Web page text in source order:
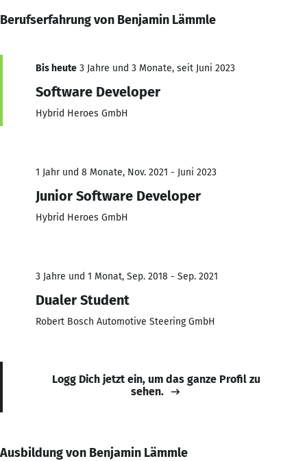
Berufserfahrung von Benjamin Lämmle
Bis heute 3 Jahre und 3 Monate, seit Juni 2023
Software Developer
Hybrid Heroes GmbH
1 Jahr und 8 Monate, Nov. 2021 - Juni 2023
Junior Software Developer
Hybrid Heroes GmbH
3 Jahre und 1 Monat, Sep. 2018 - Sep. 2021
Dualer Student
Robert Bosch Automotive Steering GmbH
Logg Dich jetzt ein, um das ganze Profil zu
sehen.
Ausbildung von Benjamin Lämmle